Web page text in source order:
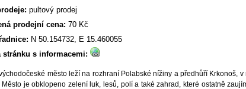
pultový prodej
prodejní cena: 70 Kč
N 50.154732, E 15.460055
stránku s informacemi:
město leží na rozhraní Polabské nížiny a předhůří Krkonoš,
Město je obklopeno zelení luk, lesů, polí a také zahrad, které ostatně